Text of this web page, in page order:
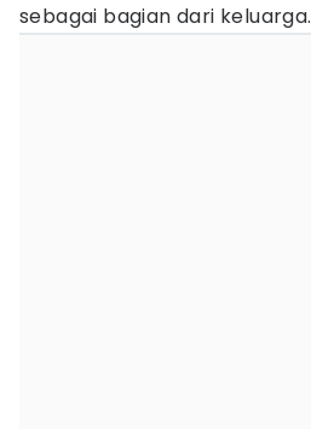
sebagai bagian dari keluarga.